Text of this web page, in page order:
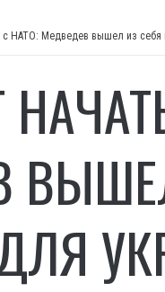
с НАТО: Медведев вышел из